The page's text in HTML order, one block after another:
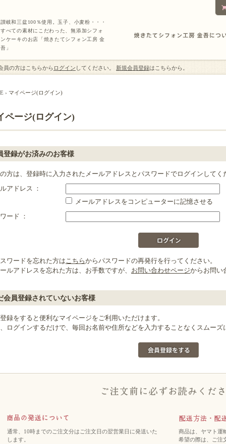
讃岐和三盆100％使用。玉子、小麦粉・・・
すべての素材にこだわった、無添加シフォ
ンケーキのお店「焼きたてシフォン工房 金
吾」
員の方はこちらから ログイン してください。 新規会員登録はこちらから。
› マイページ(ログイン)
ページ(ログイン)
登録がお済みのお客様
方は、登録時に入力されたメールアドレスとパスワードでログインしてく
アドレス ：
メールアドレスをコンピューターに記憶させる
ード ：
ワードを忘れた方はこちらからパスワードの再発行を行ってください。
ルアドレスを忘れた方は、お手数ですが、 お問い合わせページからお問い
会員登録されていないお客様
録をすると便利なマイページをご利用いただけます。
ログインするだけで、毎回お名前や住所などを入力することなくスムー
通常、10時までのご注文分はご注文日の翌営業日に発送いた
します。
商品は、ヤマト運
希望の際は、ご注